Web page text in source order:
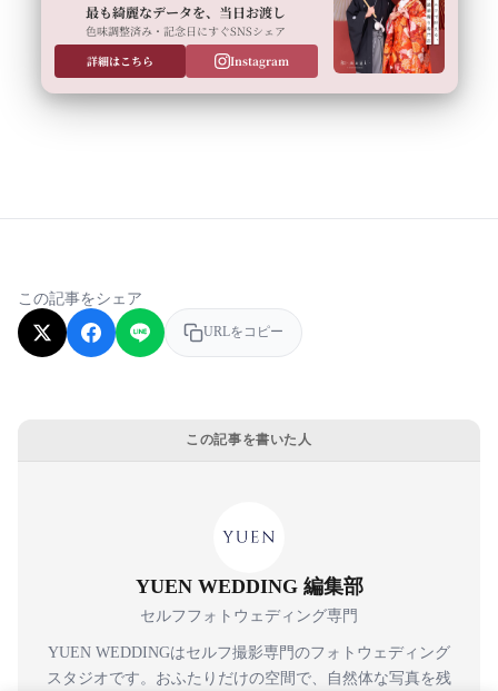
最も綺麗なデータを、当日お渡し
色味調整済み・記念日にすぐSNSシェア
詳細はこちら
Instagram
この記事をシェア
URLをコピー
この記事を書いた人
YUEN WEDDING 編集部
セルフフォトウェディング専門
YUEN WEDDINGはセルフ撮影専門のフォトウェディング
スタジオです。おふたりだけの空間で、自然体な写真を残